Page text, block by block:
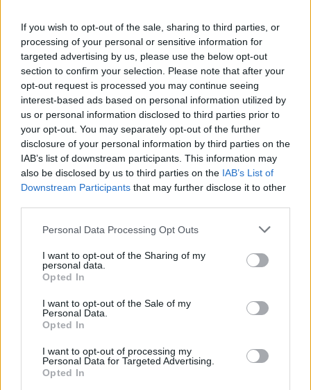
If you wish to opt-out of the sale, sharing to third parties, or
processing of your personal or sensitive information for
targeted advertising by us, please use the below opt-out
section to confirm your selection. Please note that after your
opt-out request is processed you may continue seeing
interest-based ads based on personal information utilized by
us or personal information disclosed to third parties prior to
your opt-out. You may separately opt-out of the further
disclosure of your personal information by third parties on the
IAB’s list of downstream participants. This information may
also be disclosed by us to third parties on the IAB’s List of
Downstream Participants that may further disclose it to other
Personal Data Processing Opt Outs
I want to opt-out of the Sharing of my
personal data.
Opted In
I want to opt-out of the Sale of my
Personal Data.
Opted In
I want to opt-out of processing my
Personal Data for Targeted Advertising.
Opted In
Refescar
Enviar
JComments
Lo más leído
Bustamante,